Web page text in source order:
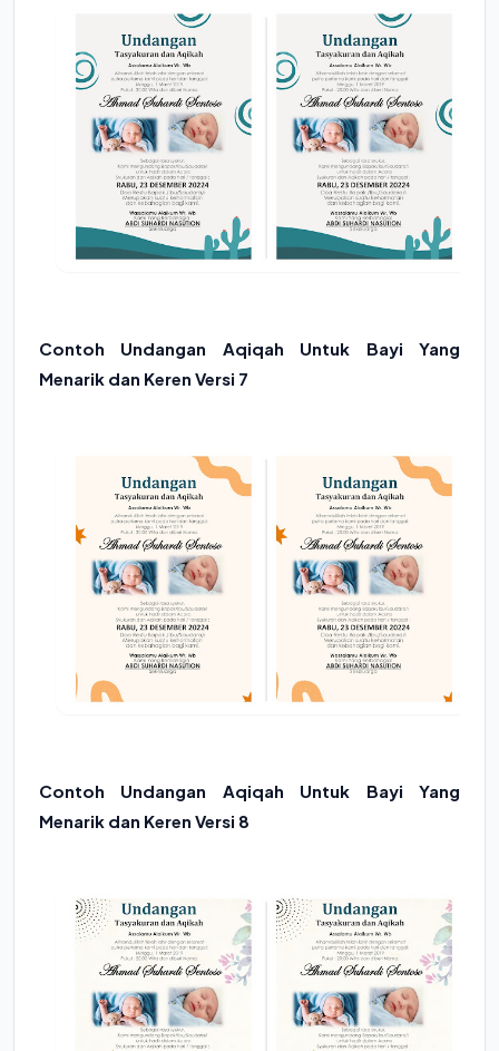
Contoh Undangan Aqiqah Untuk Bayi Yang
Menarik dan Keren Versi 7
Contoh Undangan Aqiqah Untuk Bayi Yang
Menarik dan Keren Versi 8